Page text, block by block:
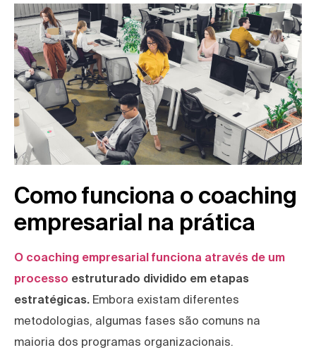
Como funciona o coaching
empresarial na prática
O coaching empresarial funciona através de um
processo estruturado dividido em etapas
estratégicas. Embora existam diferentes
metodologias, algumas fases são comuns na
maioria dos programas organizacionais.